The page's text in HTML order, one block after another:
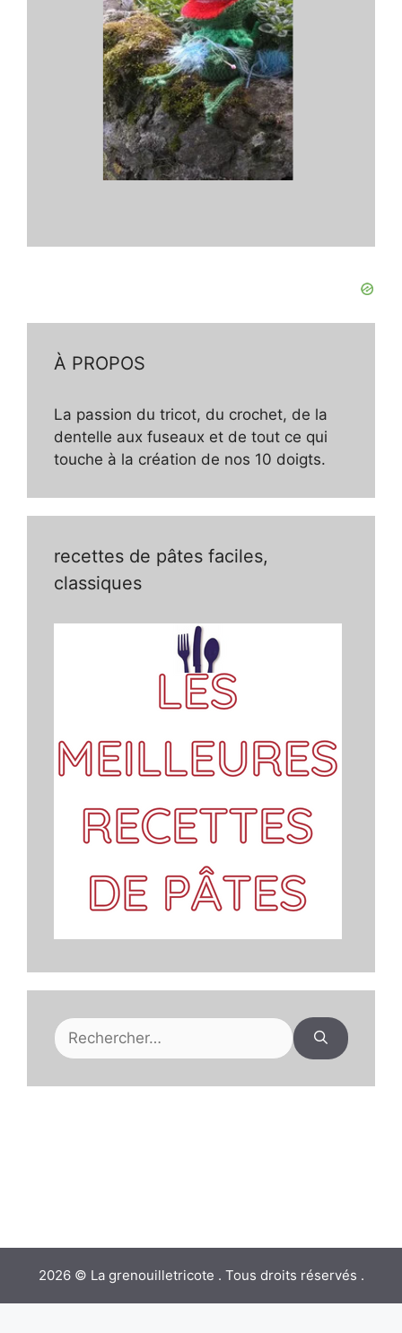
À PROPOS
La passion du tricot, du crochet, de la
dentelle aux fuseaux et de tout ce qui
touche à la création de nos 10 doigts.
recettes de pâtes faciles,
classiques
Rechercher :
2026 © La grenouilletricote . Tous droits réservés .